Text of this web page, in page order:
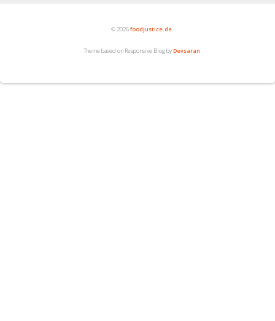
© 2026foodjustice.de
Theme based on Responsive Blog byDevsaran